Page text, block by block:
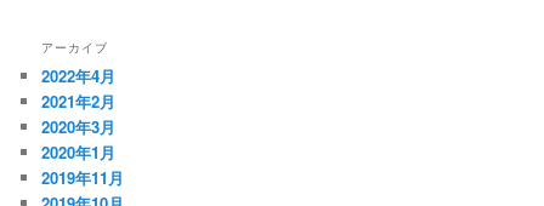
アーカイブ
2022年4月
2021年2月
2020年3月
2020年1月
2019年11月